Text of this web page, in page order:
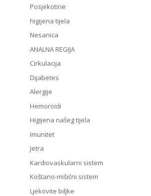
Posjekotine
higijena tijela
Nesanica
ANALNA REGIJA
Cirkulacija
Dijabetes
Alergije
Hemoroidi
Higijena našeg tijela
Imunitet
Jetra
Kardiovaskularni sistem
Koštano-mišićni sistem
Ljekovite biljke